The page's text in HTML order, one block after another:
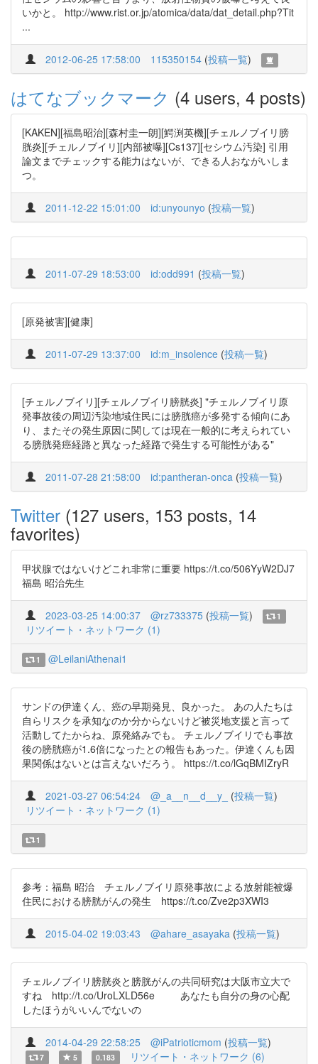
いかと。 http://www.rist.or.jp/atomica/data/dat_detail.php?Tit
...
2012-06-25 17:58:00 115350154 (投稿一覧)
はてなブックマーク (4 users, 4 posts)
[KAKEN][福島昭治][森村圭一朗][鰐渕英機][チェルノブイリ膀
胱炎][チェルノブイリ][内部被曝][Cs137][セシウム汚染] 引用
論文までチェックする能力はないが、できる人おながいしま
つ。
2011-12-22 15:01:00 id:unyounyo (投稿一覧)
2011-07-29 18:53:00 id:odd991 (投稿一覧)
[原発被害][健康]
2011-07-29 13:37:00 id:m_insolence (投稿一覧)
[チェルノブイリ][チェルノブイリ膀胱炎] "チェルノブイリ原
発事故後の周辺汚染地域住民には膀胱癌が多発する傾向にあ
り、またその発生原因に関しては現在一般的に考えられてい
る膀胱発癌経路と異なった経路で発生する可能性がある"
2011-07-28 21:58:00 id:pantheran-onca (投稿一覧)
Twitter (127 users, 153 posts, 14
favorites)
甲状腺ではないけどこれ非常に重要 https://t.co/506YyW2DJ7
福島 昭治先生
2023-03-25 14:00:37 @rz733375 (投稿一覧) 1
リツイート・ネットワーク (1)
1 @LeilaniAthenai1
サンドの伊達くん、癌の早期発見、良かった。 あの人たちは
自らリスクを承知なのか分からないけど被災地支援と言って
活動してたからね、原発絡みでも。 チェルノブイリでも事故
後の膀胱癌が1.6倍になったとの報告もあった。伊達くんも因
果関係はないとは言えないだろう。 https://t.co/lGqBMIZryR
2021-03-27 06:54:24 @_a__n__d__y_ (投稿一覧)
リツイート・ネットワーク (1)
1
参考：福島 昭治 チェルノブイリ原発事故による放射能被爆
住民における膀胱がんの発生 https://t.co/Zve2p3XWI3
2015-04-02 19:03:43 @ahare_asayaka (投稿一覧)
チェルノブイリ膀胱炎と膀胱がんの共同研究は大阪市立大で
すね http://t.co/UroLXLD56e あなたも自分の身の心配
したほうがいいんでないの
2014-04-29 22:58:25 @iPatrioticmom (投稿一覧)
7 5 0.183 リツイート・ネットワーク (6)